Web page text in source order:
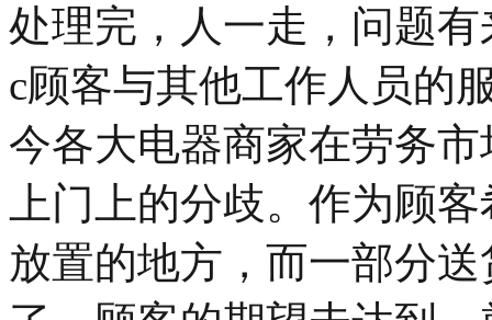
处理完，人一走，问题
c顾客与其他工作人员的
今各大电器商家在劳务
上门上的分歧。作为顾
放置的地方，而一部分